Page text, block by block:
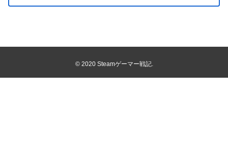
© 2020 Steamゲーマー戦記.